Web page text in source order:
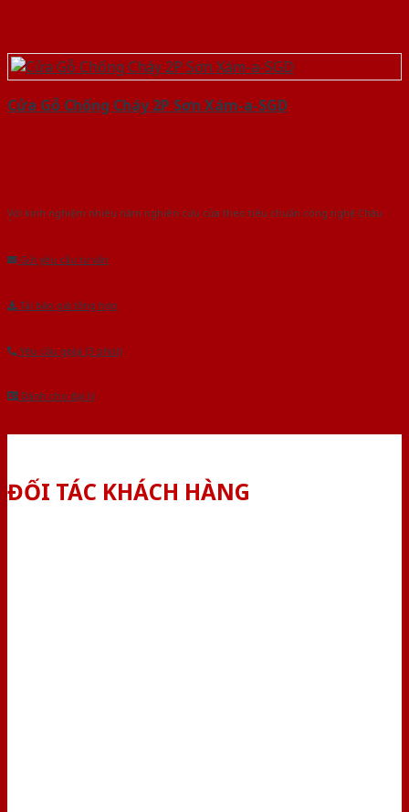
Cửa Gỗ Chống Cháy 2P Sơn Xám-a-SGD
Với kinh nghiệm nhiêu năm nghiên cứu cửa theo tiêu chuẩn công nghệ Châu
Gửi yêu cầu tư vấn
Tải báo giá tổng hợp
Yêu cầu gọi lại (3 phút)
Dành cho đại lý
ĐỐI TÁC KHÁCH HÀNG